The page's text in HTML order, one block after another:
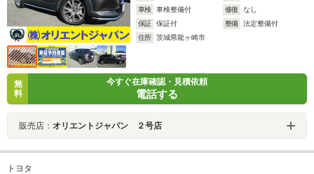
車検
車検整備付 修復
なし
保証
保証付 整備
法定整備付
住所
茨城県龍ヶ崎市
無
料
今すぐ在庫確認・見積依頼
電話する
販売店： オリエントジャパン ２号店
トヨタ